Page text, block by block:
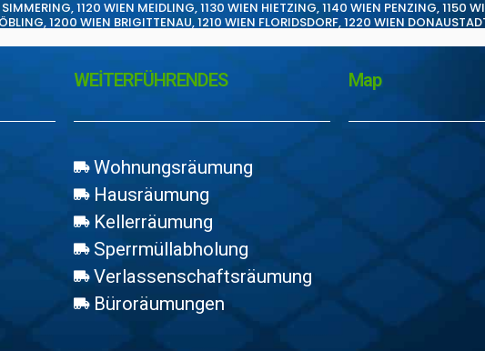
SIMMERING,1120 WIEN MEIDLING,1130 WIEN HIETZING,1140 WIEN PENZING,1150
,1200 WIEN BRIGITTENAU,1210 WIEN FLORIDSDORF,1220 WIEN
WEİTERFÜHRENDES
Wohnungsräumung
Hausräumung
Kellerräumung
Sperrmüllabholung
Verlassenschaftsräumung
Büroräumungen
Map